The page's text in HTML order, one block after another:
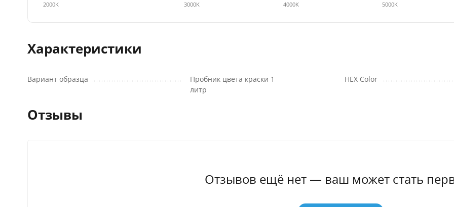
2000K 3000K 4000K 5000K
Характеристики
Вариант образца
Пробник цвета краски 1
литр
HEX Color
Отзывы
Отзывов ещё нет — ваш может стать